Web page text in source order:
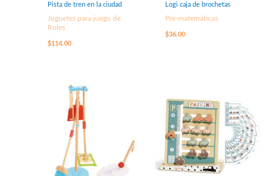
Pista de tren en la ciudad
Juguetes para juego de
Roles
$114.00
Logi caja de brochetas
Pre-matemáticas
$36.00